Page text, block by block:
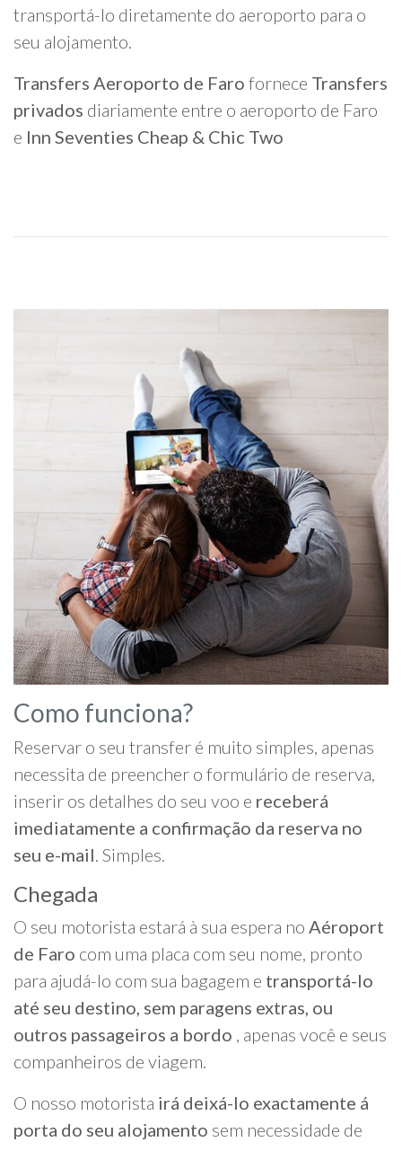
transportá-lo diretamente do aeroporto para o
seu alojamento.
Transfers Aeroporto de Faro fornece Transfers
privados diariamente entre o aeroporto de Faro
e Inn Seventies Cheap & Chic Two
Como funciona?
Reservar o seu transfer é muito simples, apenas
necessita de preencher o formulário de reserva,
inserir os detalhes do seu voo e receberá
imediatamente a confirmação da reserva no
seu e-mail. Simples.
Chegada
O seu motorista estará à sua espera no Aéroport
de Faro com uma placa com seu nome, pronto
para ajudá-lo com sua bagagem e transportá-lo
até seu destino, sem paragens extras, ou
outros passageiros a bordo , apenas você e seus
companheiros de viagem.
O nosso motorista irá deixá-lo exactamente á
porta do seu alojamento sem necessidade de